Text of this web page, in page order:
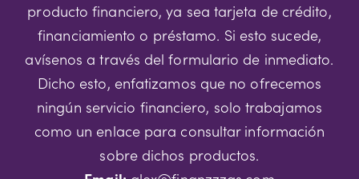
producto financiero, ya sea tarjeta de crédito,
financiamiento o préstamo. Si esto sucede,
avísenos a través del formulario de inmediato.
Dicho esto, enfatizamos que no ofrecemos
ningún servicio financiero, solo trabajamos
como un enlace para consultar información
sobre dichos productos.